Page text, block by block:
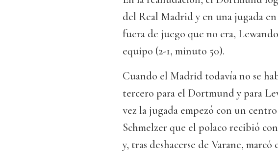
del Real Madrid y en una jugada
fuera de juego que no era,
equipo (2-1, minuto 50).
Cuando el Madrid todavía no se
tercero para el Dortmund y para
vez la jugada empezó con un
Schmelzer que el polaco recibió
y, tras deshacerse de Varane,